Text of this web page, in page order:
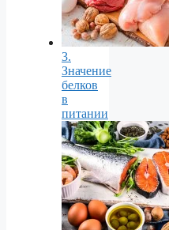
3.
Значение
белков
в
питании